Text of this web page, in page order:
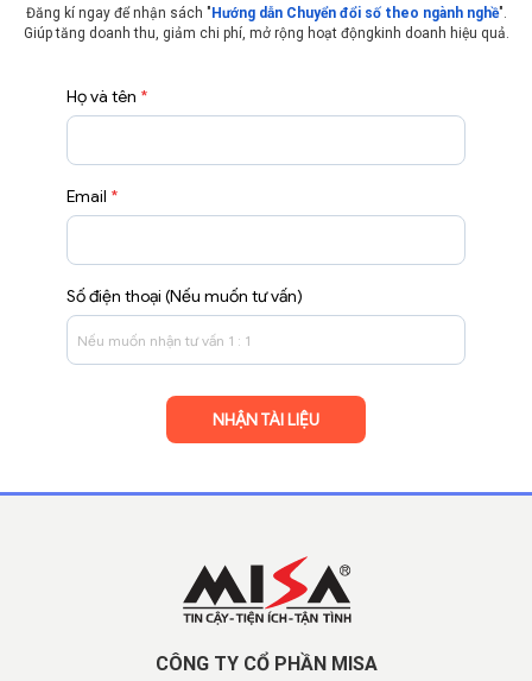
Đăng kí ngay để nhận sách " Hướng dẫn Chuyển đổi số theo ngành nghề".
Giúp tăng doanh thu, giảm chi phí, mở rộng hoạt động kinh doanh hiệu quả.
Họ và tên *
Email *
Số điện thoại (Nếu muốn tư vấn)
CÔNG TY CỔ PHẦN MISA